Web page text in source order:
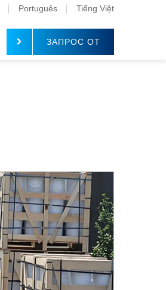
Português Tiếng Việt
ЗАПРОС ОТ